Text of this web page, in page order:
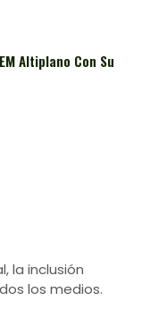
Altiplano Con Su
la inclusión
los medios.